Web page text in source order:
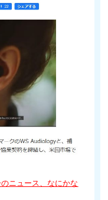
のニュース、なにかな